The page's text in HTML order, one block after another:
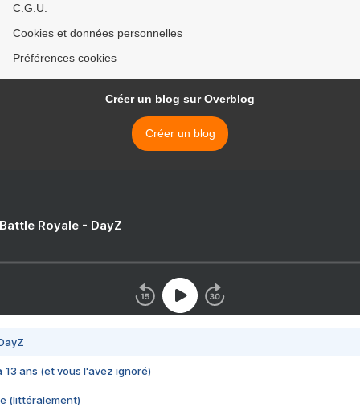
C.G.U.
Cookies et données personnelles
Préférences cookies
Créer un blog sur Overblog
Créer un blog
Royale - DayZ
13 ans (et vous l'avez ignoré)
(littéralement)